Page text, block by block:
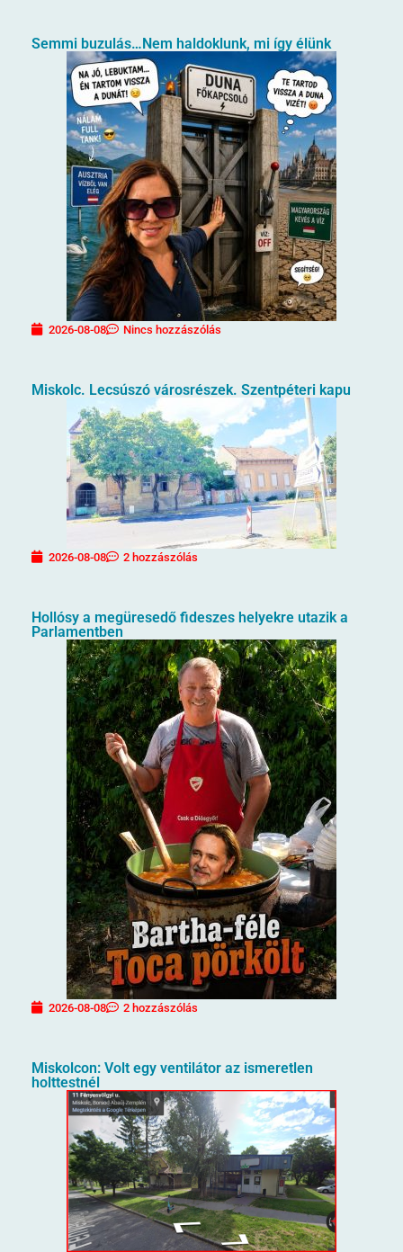
Semmi buzulás…Nem haldoklunk, mi így élünk
2026-08-08 Nincs hozzászólás
Miskolc. Lecsúszó városrészek. Szentpéteri kapu
2026-08-08 2 hozzászólás
Hollósy a megüresedő fideszes helyekre utazik a
Parlamentben
2026-08-08 2 hozzászólás
Miskolcon: Volt egy ventilátor az ismeretlen
holttestnél